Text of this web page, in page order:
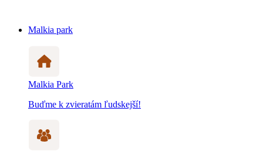
Malkia park
Malkia Park
Buďme k zvieratám ľudskejší!